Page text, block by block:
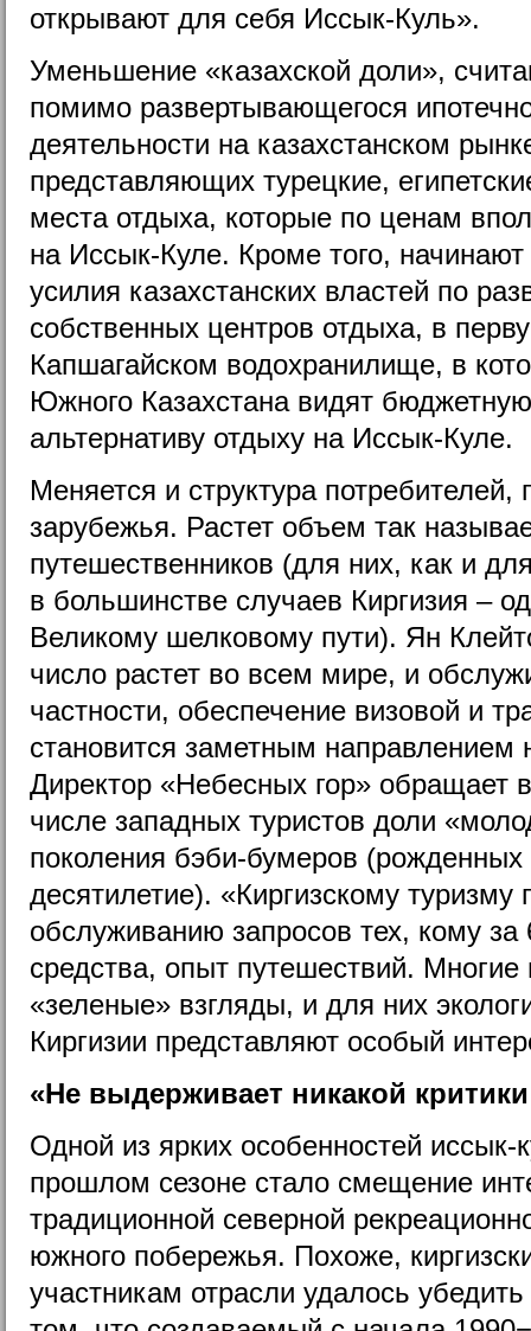
открывают для себя Иссык-Куль».
Уменьшение «казахской доли»,
помимо развертывающегося
деятельности на казахстанском
представляющих турецкие,
места отдыха, которые по ценам
на Иссык-Куле. Кроме того,
усилия казахстанских властей по
собственных центров отдыха, в
Капшагайском водохранилище, в
Южного Казахстана видят
альтернативу отдыху на Иссык-Куле.
Меняется и структура
зарубежья. Растет объем так
путешественников (для них, как и
в большинстве случаев Киргизия –
Великому шелковому пути). Ян
число растет во всем мире, и
частности, обеспечение визовой и
становится заметным направлением
Директор «Небесных гор» обращает
числе западных туристов доли
поколения бэби-бумеров
десятилетие). «Киргизскому туризму
обслуживанию запросов тех, кому
средства, опыт путешествий. Многие
«зеленые» взгляды, и для них
Киргизии представляют особый
«Не выдерживает никакой
Одной из ярких особенностей иссык-
прошлом сезоне стало смещение
традиционной северной
южного побережья. Похоже,
участникам отрасли удалось